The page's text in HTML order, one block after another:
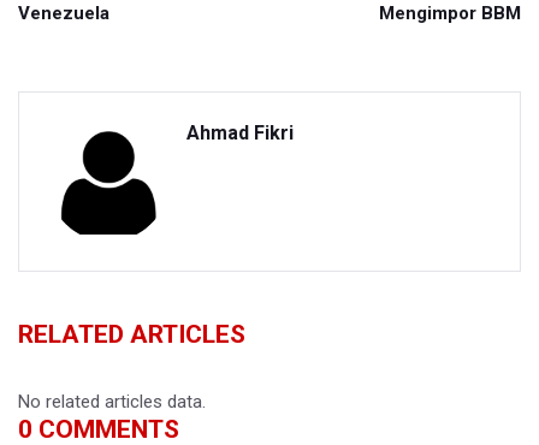
Venezuela Mengimpor BBM
Ahmad Fikri
RELATED ARTICLES
No related articles data.
0 COMMENTS